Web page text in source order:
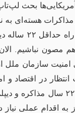
آمریکایی‌ها بحث
مذاکرات هسته‌ای
اینک
مصون نباشیم.
سازمان ملل
در اقتصاد و
آمریکا، انگلیس، فرانسه
اقدام عملی